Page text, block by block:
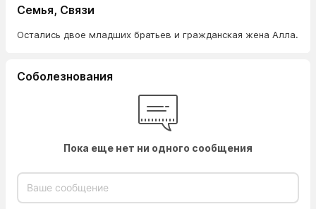
Семья, Связи
Остались двое младших братьев и гражданская жена Алла.
Соболезнования
Пока еще нет ни одного сообщения